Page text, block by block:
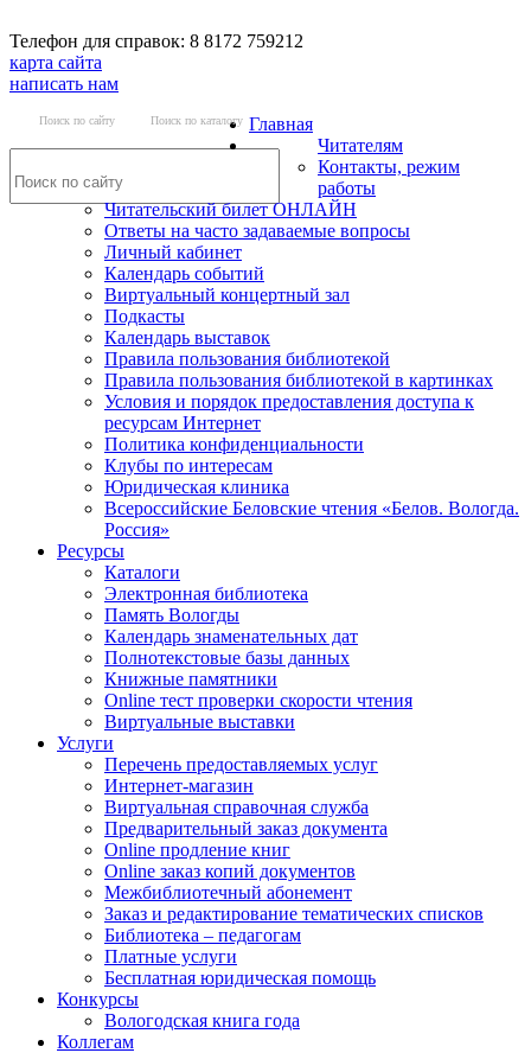
Телефон для справок: 8 8172 759212
карта сайта
написать нам
Поиск по сайту Поиск по каталогу Главная
Читателям
Контакты, режим
работы
Читательский билет ОНЛАЙН
Ответы на часто задаваемые вопросы
Личный кабинет
Календарь событий
Виртуальный концертный зал
Подкасты
Календарь выставок
Правила пользования библиотекой
Правила пользования библиотекой в картинках
Условия и порядок предоставления доступа к
ресурсам Интернет
Политика конфиденциальности
Клубы по интересам
Юридическая клиника
Всероссийские Беловские чтения «Белов. Вологда.
Россия»
Ресурсы
Каталоги
Электронная библиотека
Память Вологды
Календарь знаменательных дат
Полнотекстовые базы данных
Книжные памятники
Online тест проверки скорости чтения
Виртуальные выставки
Услуги
Перечень предоставляемых услуг
Интернет-магазин
Виртуальная справочная служба
Предварительный заказ документа
Online продление книг
Online заказ копий документов
Межбиблиотечный абонемент
Заказ и редактирование тематических списков
Библиотека – педагогам
Платные услуги
Бесплатная юридическая помощь
Конкурсы
Вологодская книга года
Коллегам